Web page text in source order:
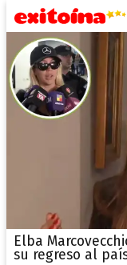
Elba
su regreso al